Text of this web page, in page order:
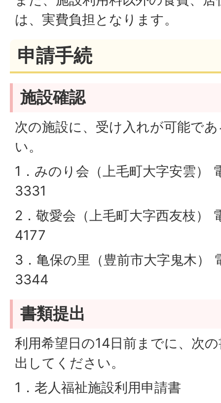
は、実費負担となります。
申請手続
施設確認
次の施設に、受け入れが可能で
い。
1．みのり会（上毛町大字安雲）
3331
2．敬愛会（上毛町大字西友枝）
4177
3．亀保の里（豊前市大字鬼木
3344
書類提出
利用希望日の14日前までに、次
出してください。
1．老人福祉施設利用申請書